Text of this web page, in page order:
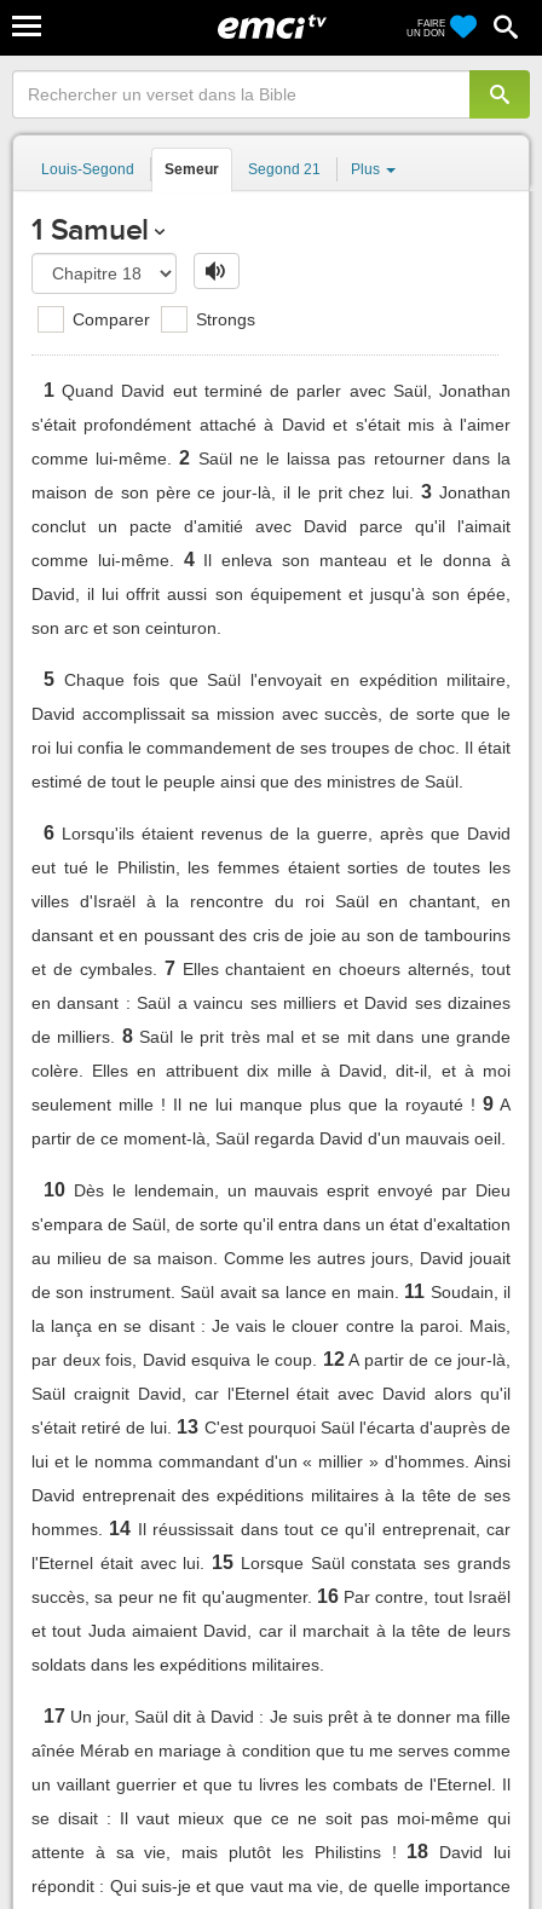
FAIRE
UN DON
Louis-Segond Semeur Segond 21 Plus
1 Samuel
Comparer Strongs
1 Quand David eut terminé de parler avec Saül, Jonathan
s'était profondément attaché à David et s'était mis à l'aimer
comme lui-même.
2 Saül ne le laissa pas retourner dans la
maison de son père ce jour-là, il le prit chez lui.
3 Jonathan
conclut un pacte d'amitié avec David parce qu'il l'aimait
comme lui-même.
4 Il enleva son manteau et le donna à
David, il lui offrit aussi son équipement et jusqu'à son épée,
son arc et son ceinturon.
5 Chaque fois que Saül l'envoyait en expédition militaire,
David accomplissait sa mission avec succès, de sorte que le
roi lui confia le commandement de ses troupes de choc. Il était
estimé de tout le peuple ainsi que des ministres de Saül.
6 Lorsqu'ils étaient revenus de la guerre, après que David
eut tué le Philistin, les femmes étaient sorties de toutes les
villes d'Israël à la rencontre du roi Saül en chantant, en
dansant et en poussant des cris de joie au son de tambourins
et de cymbales.
7 Elles chantaient en choeurs alternés, tout
en dansant : Saül a vaincu ses milliers et David ses dizaines
de milliers.
8 Saül le prit très mal et se mit dans une grande
colère. Elles en attribuent dix mille à David, dit-il, et à moi
seulement mille ! Il ne lui manque plus que la royauté ! 9 A
partir de ce moment-là, Saül regarda David d'un mauvais oeil.
10 Dès le lendemain, un mauvais esprit envoyé par Dieu
s'empara de Saül, de sorte qu'il entra dans un état d'exaltation
au milieu de sa maison. Comme les autres jours, David jouait
de son instrument. Saül avait sa lance en main.
11 Soudain, il
la lança en se disant : Je vais le clouer contre la paroi. Mais,
par deux fois, David esquiva le coup.
12 A partir de ce jour-là,
Saül craignit David, car l'Eternel était avec David alors qu'il
s'était retiré de lui. 13 C'est pourquoi Saül l'écarta d'auprès de
lui et le nomma commandant d'un « millier » d'hommes. Ainsi
David entreprenait des expéditions militaires à la tête de ses
hommes.
14 Il réussissait dans tout ce qu'il entreprenait, car
l'Eternel était avec lui.
15 Lorsque Saül constata ses grands
succès, sa peur ne fit qu'augmenter. 16 Par contre, tout Israël
et tout Juda aimaient David, car il marchait à la tête de leurs
soldats dans les expéditions militaires.
17 Un jour, Saül dit à David : Je suis prêt à te donner ma fille
aînée Mérab en mariage à condition que tu me serves comme
un vaillant guerrier et que tu livres les combats de l'Eternel. Il
se disait : Il vaut mieux que ce ne soit pas moi-même qui
attente à sa vie, mais plutôt les Philistins !
18
David lui
répondit : Qui suis-je et que vaut ma vie, de quelle importance